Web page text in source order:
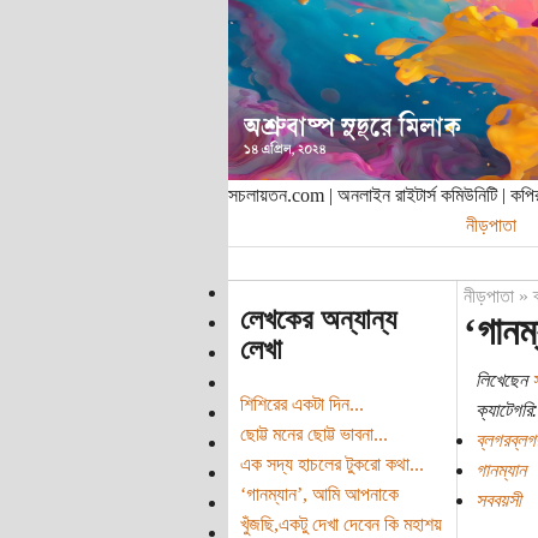
সচলায়তন.com | অনলাইন রাইটার্স কমিউনিটি |
নীড়পাতা
লেখকের অন্যান্য
লেখা
শিশিরের একটা দিন...
ছোট্ট মনের ছোট্ট ভাবনা...
এক সদ্য হাচলের টুকরো কথা...
‘গানম্যান’, আমি আপনাকে
খুঁজছি,একটু দেখা দেবেন কি মহাশয়
নীড়পাতা»
লিখেছেন
ক্যাটেগরি:
গানম্যান
সববয়সী